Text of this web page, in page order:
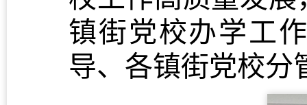
镇街党校办学工
导、各镇街党校分